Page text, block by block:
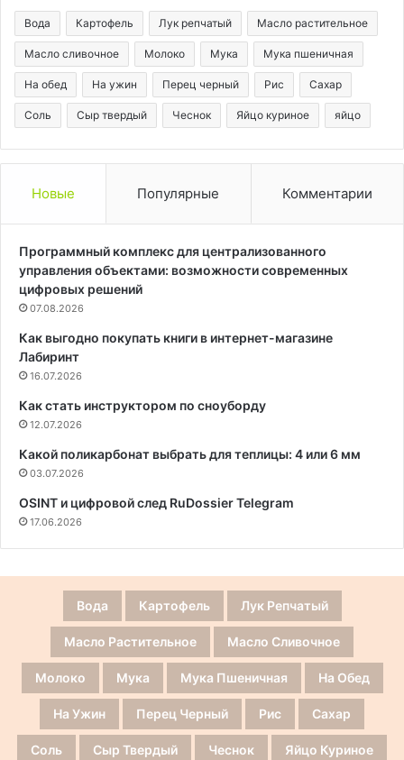
Вода Картофель Лук репчатый Масло растительное
Масло сливочное Молоко Мука Мука пшеничная
На обед На ужин Перец черный Рис Сахар
Соль Сыр твердый Чеснок Яйцо куриное яйцо
Новые Популярные Комментарии
Программный комплекс для централизованного
управления объектами: возможности современных
цифровых решений
07.08.2026
Как выгодно покупать книги в интернет-магазине
Лабиринт
16.07.2026
Как стать инструктором по сноуборду
12.07.2026
Какой поликарбонат выбрать для теплицы: 4 или 6 мм
03.07.2026
OSINT и цифровой след RuDossier Telegram
17.06.2026
Вода Картофель Лук Репчатый
Масло Растительное Масло Сливочное
Молоко Мука Мука Пшеничная На Обед
На Ужин Перец Черный Рис Сахар
Соль Сыр Твердый Чеснок Яйцо Куриное